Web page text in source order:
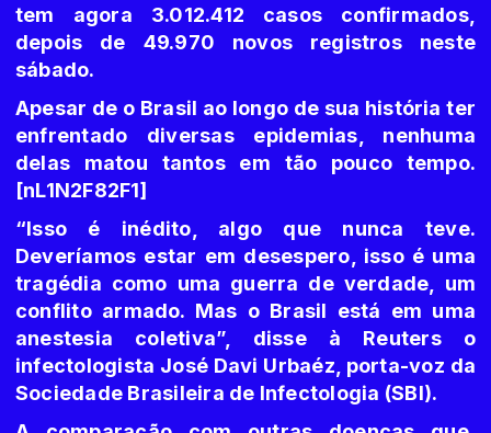
tem agora 3.012.412 casos confirmados,
depois de 49.970 novos registros neste
sábado.
Apesar de o Brasil ao longo de sua história ter
enfrentado diversas epidemias, nenhuma
delas matou tantos em tão pouco tempo.
[nL1N2F82F1]
“Isso é inédito, algo que nunca teve.
Deveríamos estar em desespero, isso é uma
tragédia como uma guerra de verdade, um
conflito armado. Mas o Brasil está em uma
anestesia coletiva”, disse à Reuters o
infectologista José Davi Urbaéz, porta-voz da
Sociedade Brasileira de Infectologia (SBI).